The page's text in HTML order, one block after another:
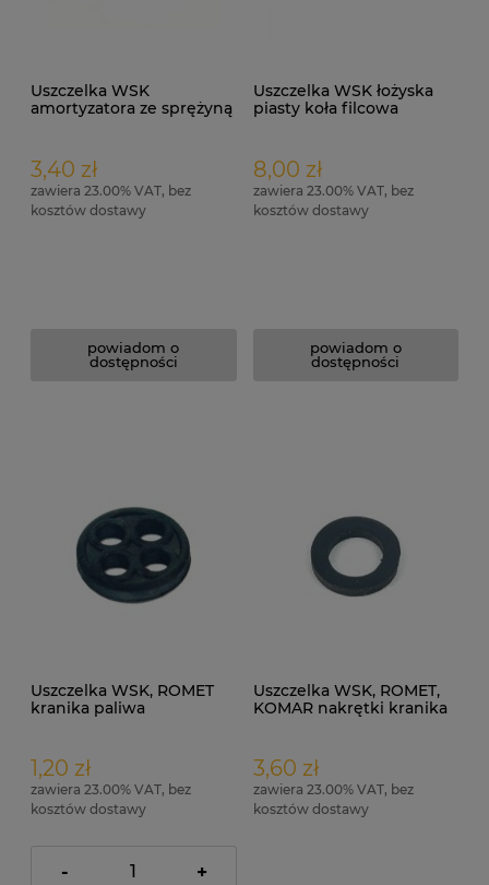
Uszczelka WSK
amortyzatora ze sprężyną
3,40 zł
zawiera 23.00% VAT, bez
kosztów dostawy
powiadom o
dostępności
Uszczelka WSK łożyska
piasty koła filcowa
8,00 zł
zawiera 23.00% VAT, bez
kosztów dostawy
powiadom o
dostępności
Uszczelka WSK, ROMET
kranika paliwa
1,20 zł
zawiera 23.00% VAT, bez
kosztów dostawy
- +
Uszczelka WSK, ROMET,
KOMAR nakrętki kranika
3,60 zł
zawiera 23.00% VAT, bez
kosztów dostawy